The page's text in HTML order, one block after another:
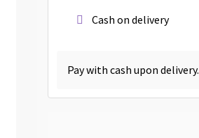
Cash on delivery
Pay with cash upon delivery.